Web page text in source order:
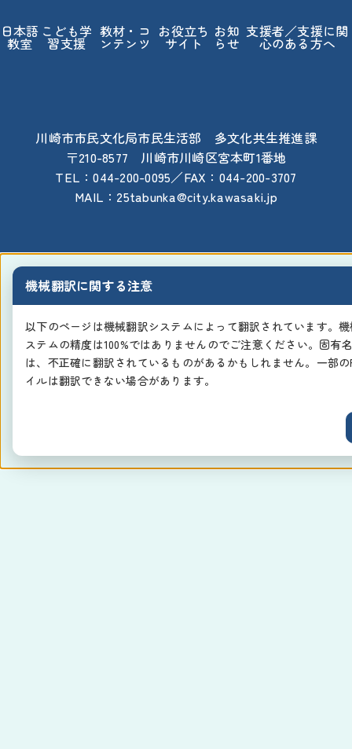
日本語
教室
こども学
習支援
教材・コ
ンテンツ
お役立ち
サイト
お知
らせ
支援者／支援に関
心のある方へ
川崎市市民文化局市民生活部 多文化共生推進課
〒210-8577 川崎市川崎区宮本町1番地
TEL：044-200-0095／FAX：044-200-3707
MAIL：25tabunka@city.kawasaki.jp
機械翻訳に関する注意
以下のページは機械翻訳システムによって翻訳されています。
ステムの精度は100%ではありませんのでご注意ください。固有
は、不正確に翻訳されているものがあるかもしれません。一部
イルは翻訳できない場合があります。